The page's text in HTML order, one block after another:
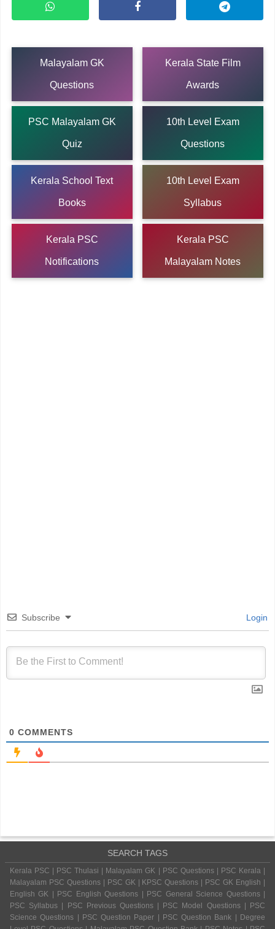
Malayalam GK
Questions
Kerala State Film
Awards
PSC Malayalam GK
Quiz
10th Level Exam
Questions
Kerala School Text
Books
10th Level Exam
Syllabus
Kerala PSC
Notifications
Kerala PSC
Malayalam Notes
Subscribe Login
0 COMMENTS
SEARCH TAGS
Kerala PSC | PSC Thulasi | Malayalam GK | PSC Questions | PSC Kerala |
Malayalam PSC Questions | PSC GK | KPSC Questions | PSC GK English |
English GK | PSC English Questions | PSC General Science Questions |
PSC Syllabus | PSC Previous Questions | PSC Model Questions | PSC
Science Questions | PSC Question Paper | PSC Question Bank | Degree